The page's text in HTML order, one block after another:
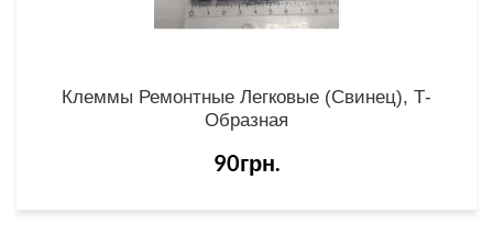
Клеммы Ремонтные Легковые (свинец), Т-
Образная
90грн.